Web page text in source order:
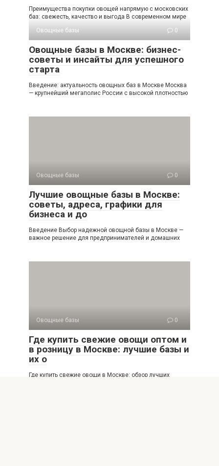
Преимущества покупки овощей напрямую с московских
баз: свежесть, качество и выгода В современном мире
Овощные базы
0
Овощные базы в Москве: бизнес-
советы и инсайты для успешного
старта
Введение: актуальность овощных баз в Москве Москва
— крупнейший мегаполис России с высокой плотностью
Овощные базы 0
Лучшие овощные базы в Москве:
советы, адреса, графики для
бизнеса и до
Введение Выбор надежной овощной базы в Москве —
важное решение для предпринимателей и домашних
Овощные базы 0
Где купить свежие овощи оптом и
в розницу в Москве: лучшие базы и
их о
Где купить свежие овощи в Москве: обзор лучших